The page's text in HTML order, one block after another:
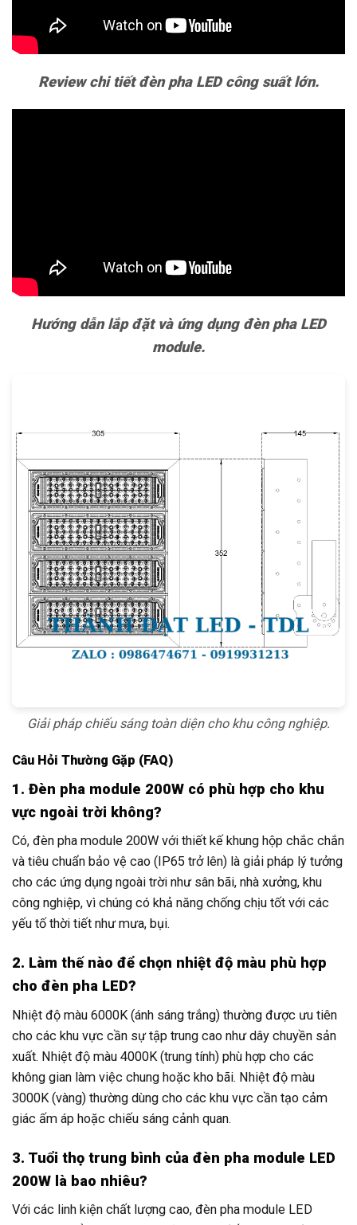
Review chi tiết đèn pha LED công suất lớn.
Hướng dẫn lắp đặt và ứng dụng đèn pha LED
module.
Giải pháp chiếu sáng toàn diện cho khu công nghiệp.
Câu Hỏi Thường Gặp (FAQ)
1. Đèn pha module 200W có phù hợp cho khu
vực ngoài trời không?
Có, đèn pha module 200W với thiết kế khung hộp chắc chắn
và tiêu chuẩn bảo vệ cao (IP65 trở lên) là giải pháp lý tưởng
cho các ứng dụng ngoài trời như sân bãi, nhà xưởng, khu
công nghiệp, vì chúng có khả năng chống chịu tốt với các
yếu tố thời tiết như mưa, bụi.
2. Làm thế nào để chọn nhiệt độ màu phù hợp
cho đèn pha LED?
Nhiệt độ màu 6000K (ánh sáng trắng) thường được ưu tiên
cho các khu vực cần sự tập trung cao như dây chuyền sản
xuất. Nhiệt độ màu 4000K (trung tính) phù hợp cho các
không gian làm việc chung hoặc kho bãi. Nhiệt độ màu
3000K (vàng) thường dùng cho các khu vực cần tạo cảm
giác ấm áp hoặc chiếu sáng cảnh quan.
3. Tuổi thọ trung bình của đèn pha module LED
200W là bao nhiêu?
Với các linh kiện chất lượng cao, đèn pha module LED